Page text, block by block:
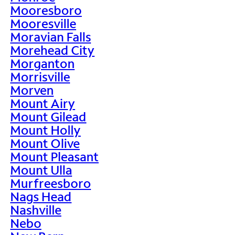
Mooresboro
Mooresville
Moravian Falls
Morehead City
Morganton
Morrisville
Morven
Mount Airy
Mount Gilead
Mount Holly
Mount Olive
Mount Pleasant
Mount Ulla
Murfreesboro
Nags Head
Nashville
Nebo